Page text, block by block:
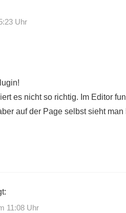
Uhr
es nicht so richtig. Im Editor
auf der Page selbst sieht
11:08 Uhr